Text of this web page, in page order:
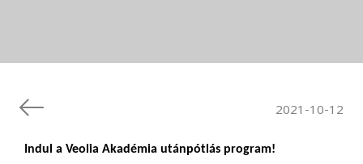
2021-10-12
Indul a Veolia Akadémia utánpótlás program!